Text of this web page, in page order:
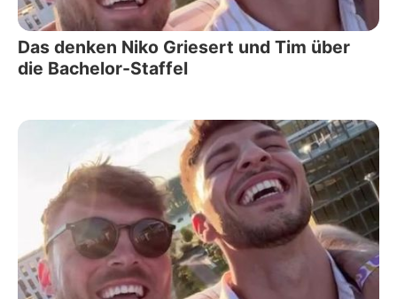
Das denken Niko Griesert und Tim über
die Bachelor-Staffel